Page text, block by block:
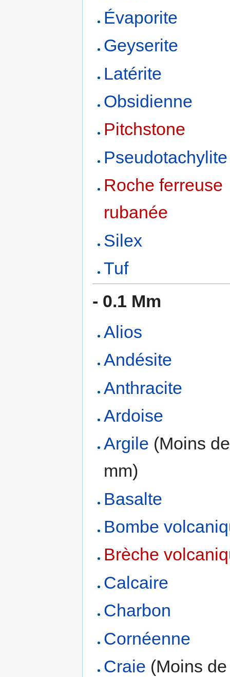
Évaporite
Geyserite
Latérite
Obsidienne
Pitchstone
Pseudotachylite
Roche ferreuse
rubanée
Silex
Tuf
- 0.1 Mm
Alios
Andésite
Anthracite
Ardoise
Argile (Moins
mm)
Basalte
Bombe
Brèche
Calcaire
Charbon
Cornéenne
Craie (Moins